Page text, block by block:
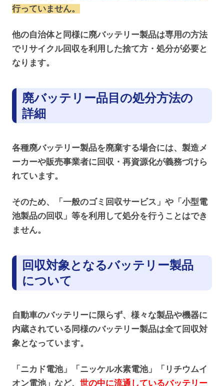
行っていません。
他の自治体と同様に廃バッテリー製品は専用の方法
でリサイクル回収を利用した捨て方・処分が必要と
なります。
廃バッテリー品目の処分方法の
詳細
各種廃バッテリー製品を廃棄する場合には、製造メ
ーカーや販売事業者に回収・再資源化が義務づけら
れています。
そのため、「一般のゴミ回収サービス」や「小型電
池製品の回収」等を利用して処分を行うことはでき
ません。
回収対象となるバッテリー製品
について
自動車のバッテリーに限らず、様々な製品や機器に
内蔵されている同様のバッテリー製品は全て回収対
象となっています。
「ニカド電池」「ニッケル水素電池」「リチウムイ
オン電池」など、 世の中に流通しているバッテリー